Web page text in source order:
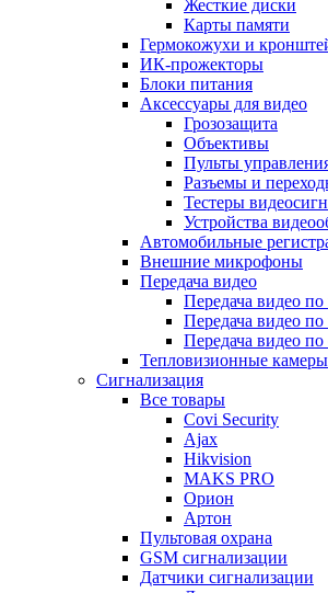
Жесткие диски
Карты памяти
Гермокожухи и
ИК-прожекторы
Блоки питания
Аксессуары для видео
Грозозащита
Объективы
Пульты
Разъемы и
Тестеры
Устройства
Автомобильные
Внешние микрофоны
Передача видео
Передача видео
Передача видео по
Передача видео
Тепловизионные камеры
Сигнализация
Все товары
Covi Security
Ajax
Hikvision
MAKS PRO
Орион
Артон
Пультовая охрана
GSM сигнализации
Датчики сигнализации